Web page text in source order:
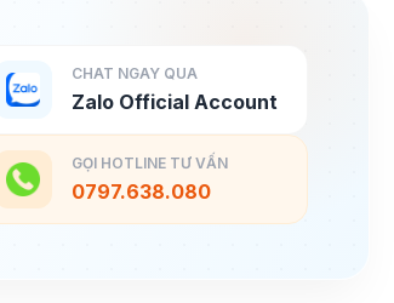
CHAT NGAY QUA
Zalo Official Account
GỌI HOTLINE TƯ VẤN
0797.638.080